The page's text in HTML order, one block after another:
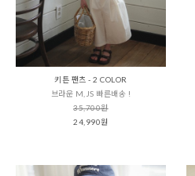
키튼 팬츠 - 2 COLOR
브라운 M,JS 빠른배송 !
35,700원
24,990원